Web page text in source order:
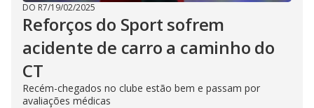
DO R7/19/02/2025
Reforços do Sport sofrem
acidente de carro a caminho do
CT
Recém-chegados no clube estão bem e passam por
avaliações médicas